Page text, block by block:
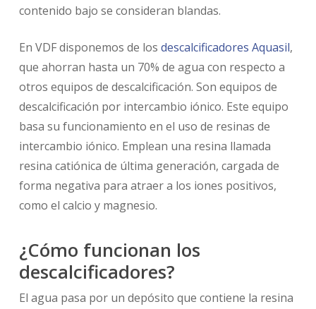
contenido bajo se consideran blandas.
En VDF disponemos de los descalcificadores Aquasil,
que ahorran hasta un 70% de agua con respecto a
otros equipos de descalcificación. Son equipos de
descalcificación por intercambio iónico. Este equipo
basa su funcionamiento en el uso de resinas de
intercambio iónico. Emplean una resina llamada
resina catiónica de última generación, cargada de
forma negativa para atraer a los iones positivos,
como el calcio y magnesio.
¿Cómo funcionan los
descalcificadores?
El agua pasa por un depósito que contiene la resina